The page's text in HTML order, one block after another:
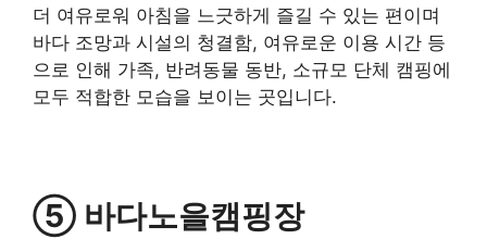
더 여유로워 아침을 느긋하게 즐길 수 있는 편이며
바다 조망과 시설의 청결함, 여유로운 이용 시간 등
으로 인해 가족, 반려동물 동반, 소규모 단체 캠핑에
모두 적합한 모습을 보이는 곳입니다.
⑤ 바다노을캠핑장